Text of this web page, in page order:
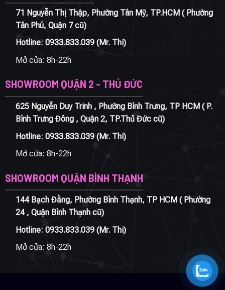
71 Nguyễn Thị Thập, Phường Tân Mỹ, TP.HCM ( Phường
Tân Phú, Quận 7 cũ)
Hotline: 0933.833.039(Mr. Thi)
Mở cửa: 8h-22h
SHOWROOM QUẬN 2 - THỦ ĐỨC
625 Nguyễn Duy Trinh , Phường Bình Trưng, TP HCM ( P.
Bình Trưng Đông , Quận 2, TP.Thủ Đức cũ)
Hotline: 0933.833.039(Mr. Thi)
Mở cửa: 8h-22h
SHOWROOM QUẬN BÌNH THẠNH
144 Bạch Đằng, Phường Bình Thạnh, TP HCM ( Phường
24 , Quận Bình Thạnh cũ)
Hotline: 0933.833.039(Mr. Thi)
Mở cửa: 8h-22h